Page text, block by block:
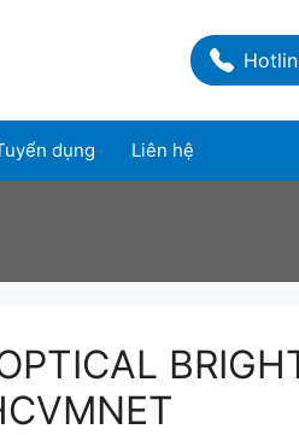
dụng Liên hệ